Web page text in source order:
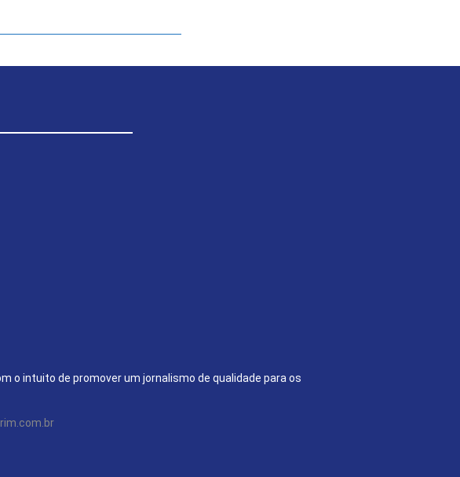
o intuito de promover um jornalismo de qualidade para os